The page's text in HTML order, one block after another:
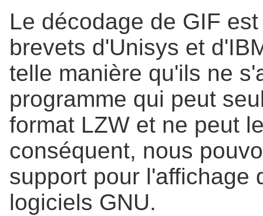
Le décodage de GIF
brevets d'Unisys et
telle manière qu'ils ne
programme qui peut
format LZW et ne peut
conséquent, nous
support pour l'affichage
logiciels GNU.